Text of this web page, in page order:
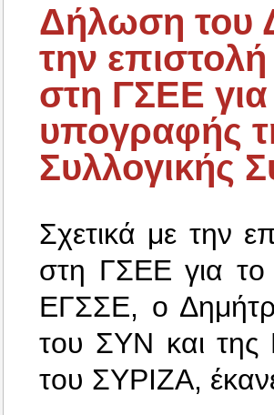
Δήλωση του
την
στη ΓΣΕΕ
υπογραφής
Συλλογικής
Σχετικά με την
στη ΓΣΕΕ για
ΕΓΣΣΕ, ο
του ΣΥΝ και της
του ΣΥΡΙΖΑ,